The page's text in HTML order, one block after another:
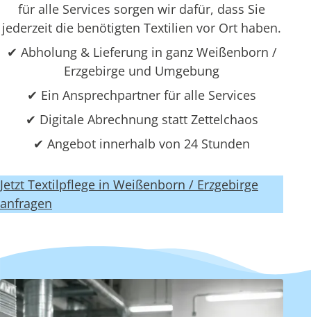
für alle Services sorgen wir dafür, dass Sie
jederzeit die benötigten Textilien vor Ort haben.
✔ Abholung & Lieferung in ganz Weißenborn /
Erzgebirge und Umgebung
✔ Ein Ansprechpartner für alle Services
✔ Digitale Abrechnung statt Zettelchaos
✔ Angebot innerhalb von 24 Stunden
Jetzt Textilpflege in Weißenborn / Erzgebirge
anfragen